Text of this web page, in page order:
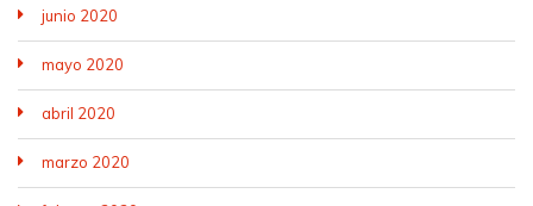
junio 2020
mayo 2020
abril 2020
marzo 2020